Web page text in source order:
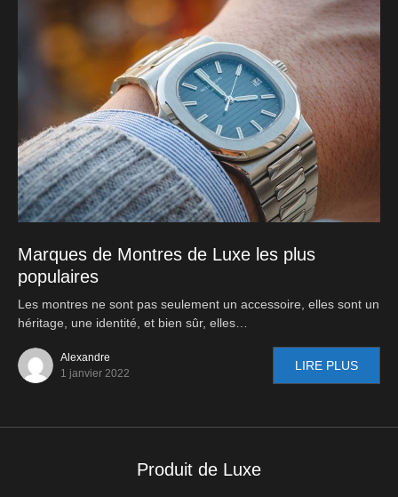
Marques de Montres de Luxe les plus
populaires
Les montres ne sont pas seulement un accessoire, elles sont un
héritage, une identité, et bien sûr, elles…
Alexandre
1 janvier 2022
LIRE PLUS
Produit de Luxe